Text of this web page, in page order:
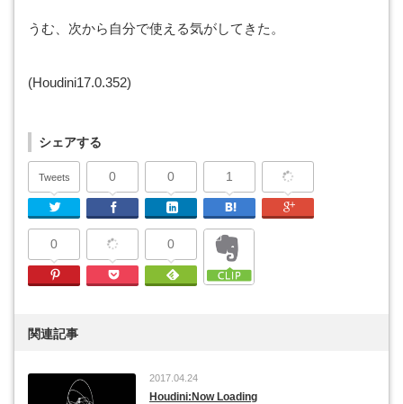
うむ、次から自分で使える気がしてきた。
(Houdini17.0.352)
シェアする
Tweets
Twitter
0
Facebook
0
Linkedin
1
はてなブックマーク
0
Pinterest Pocket
0
Feedly
関連記事
2017.04.24
Houdini:Now Loading